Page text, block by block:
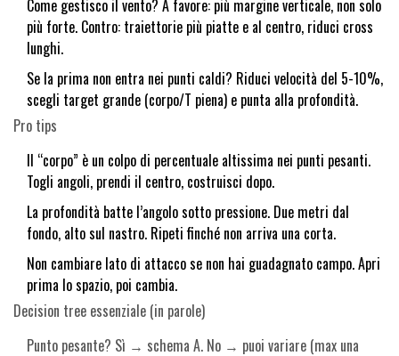
Come gestisco il vento? A favore: più margine verticale, non solo
più forte. Contro: traiettorie più piatte e al centro, riduci cross
lunghi.
Se la prima non entra nei punti caldi? Riduci velocità del 5-10%,
scegli target grande (corpo/T piena) e punta alla profondità.
Pro tips
Il “corpo” è un colpo di percentuale altissima nei punti pesanti.
Togli angoli, prendi il centro, costruisci dopo.
La profondità batte l’angolo sotto pressione. Due metri dal
fondo, alto sul nastro. Ripeti finché non arriva una corta.
Non cambiare lato di attacco se non hai guadagnato campo. Apri
prima lo spazio, poi cambia.
Decision tree essenziale (in parole)
Punto pesante? Sì → schema A. No → puoi variare (max una